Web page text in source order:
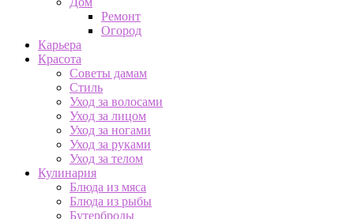
Ремонт
Огород
Карьера
Красота
Советы дамам
Стиль
Уход за волосами
Уход за лицом
Уход за ногами
Уход за руками
Уход за телом
Кулинария
Блюда из мяса
Блюда из рыбы
Бутерброды